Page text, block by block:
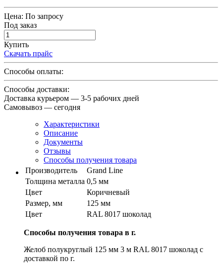
Цена: По запросу
Под заказ
Купить
Скачать прайс
Способы оплаты:
Способы доставки:
Доставка курьером — 3-5 рабочих дней
Самовывоз — сегодня
Характеристики
Описание
Документы
Отзывы
Способы получения товара
Производитель
Grand Line
Толщина металла 0,5 мм
Цвет
Коричневый
Размер, мм
125 мм
Цвет
RAL 8017 шоколад
Способы получения товара в г.
Желоб полукруглый 125 мм 3 м RAL 8017 шоколад с
доставкой по г.